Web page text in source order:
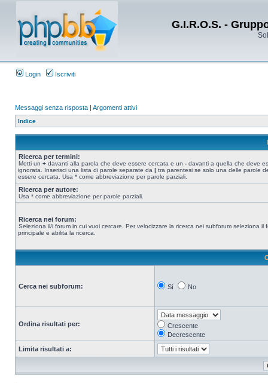
G.I.R.O.S. -
Login Iscriviti
Messaggi senza risposta | Argomenti attivi
Indice
Ricerca per termini:
Metti un + davanti alla parola che deve essere cercata e un - davanti a quella che deve
ignorata. Inserisci una lista di parole separate da | tra parentesi se solo una delle parole
essere cercata. Usa * come abbreviazione per parole parziali.
Ricerca per autore:
Usa * come abbreviazione per parole parziali.
Ricerca nei forum:
Seleziona il/i forum in cui vuoi cercare. Per velocizzare la ricerca nei subforum seleziona il
principale e abilita la ricerca.
Cerca nei subforum: Sì No
Ordina risultati per:
Crescente
Decrescente
Limita risultati a: